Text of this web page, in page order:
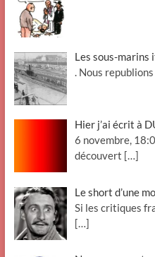
Les sous-marins
. Nous
Hier j’ai écrit à
6 novembre,
découvert […]
Le short d’une
Si les critiques
[…]